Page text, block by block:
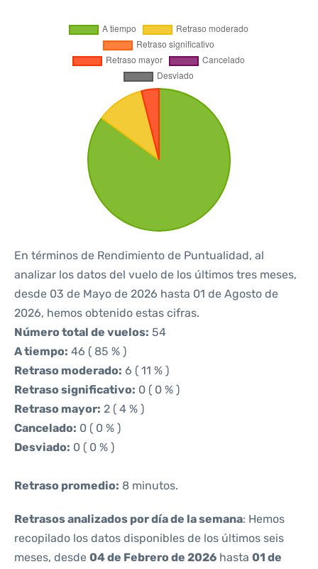
En términos de Rendimiento de Puntualidad, al
analizar los datos del vuelo de los últimos tres meses,
desde 03 de Mayo de 2026 hasta 01 de Agosto de
2026, hemos obtenido estas cifras.
Número total de vuelos: 54
A tiempo: 46 ( 85 % )
Retraso moderado: 6 ( 11 % )
Retraso significativo: 0 ( 0 % )
Retraso mayor: 2 ( 4 % )
Cancelado: 0 ( 0 % )
Desviado: 0 ( 0 % )
Retraso promedio: 8 minutos.
Retrasos analizados por día de la semana: Hemos
recopilado los datos disponibles de los últimos seis
meses, desde 04 de Febrero de 2026 hasta 01 de